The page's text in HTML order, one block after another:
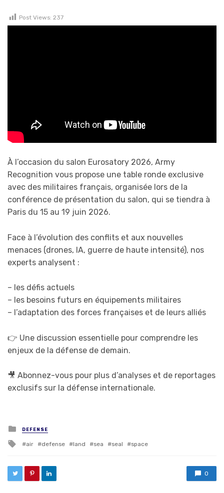
Post Views: 237
À l’occasion du salon Eurosatory 2026, Army
Recognition vous propose une table ronde exclusive
avec des militaires français, organisée lors de la
conférence de présentation du salon, qui se tiendra à
Paris du 15 au 19 juin 2026.
Face à l’évolution des conflits et aux nouvelles
menaces (drones, IA, guerre de haute intensité), nos
experts analysent :
– les défis actuels
– les besoins futurs en équipements militaires
– l’adaptation des forces françaises et de leurs alliés
👉 Une discussion essentielle pour comprendre les
enjeux de la défense de demain.
🎥 Abonnez-vous pour plus d’analyses et de reportages
exclusifs sur la défense internationale.
Posted in
DEFENSE
Tagged with
air defense land sea seal space
0